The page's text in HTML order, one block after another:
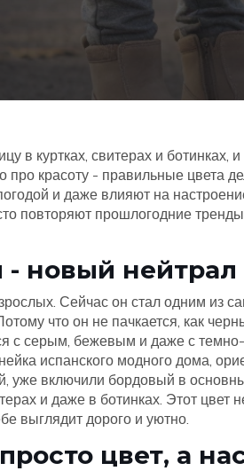
в куртках, свитерах и ботинках,
про красоту - правильные цвета
и даже влияют на
повторяют прошлогодние
- новый нейтрал
Сейчас он стал одним из
что он не пачкается, как
с серым, бежевым и даже с
испанского модного дома,
, уже включили бордовый в
и даже в ботинках. Этот цвет
выглядит дорого и уютно.
цвет, а